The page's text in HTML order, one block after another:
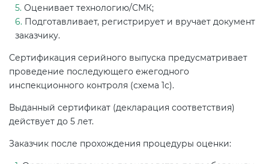
Оценивает технологию/СМК;
Подготавливает, регистрирует и вручает документ
заказчику.
Сертификация серийного выпуска предусматривает
проведение последующего ежегодного
инспекционного контроля (схема 1с).
Выданный сертификат (декларация соответствия)
действует до 5 лет.
Заказчик после прохождения процедуры оценки: